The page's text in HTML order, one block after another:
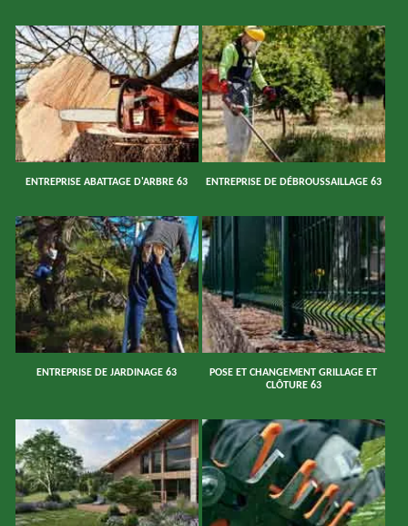
ENTREPRISE ABATTAGE D'ARBRE 63 ENTREPRISE DE DÉBROUSSAILLAGE 63
ENTREPRISE DE JARDINAGE 63
POSE ET CHANGEMENT GRILLAGE ET
CLÔTURE 63